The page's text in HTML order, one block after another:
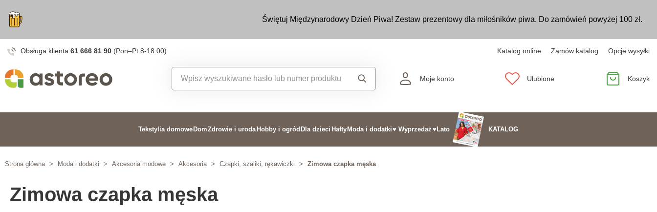
Świętuj Międzynarodowy Dzień Piwa! Zestaw prezentowy dla miłośników piwa. Do zamówień powyżej 100 zł.
Obsługa klienta 61 666 81 90 (Pon–Pt 8-18:00) Katalog online Zamów katalog Opcje wysyłki
Moje konto Ulubione Koszyk
Tekstylia domowe DomZdrowie i uroda Hobby i ogród Dla dzieci Hafty Moda i dodatki♥ Wyprzedaż ♥Lato KATALOG
Strona główna > Moda i dodatki > Akcesoria modowe > Akcesoria > Czapki, szaliki, rękawiczki > Zimowa czapka męska
Zimowa czapka męska